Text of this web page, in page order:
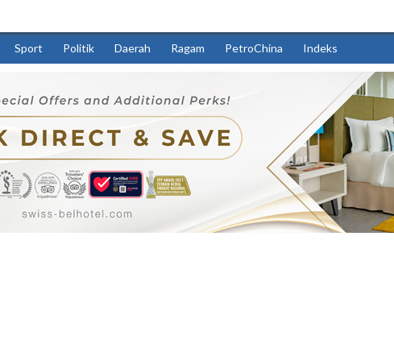
Sport Politik Daerah Ragam PetroChina Indeks